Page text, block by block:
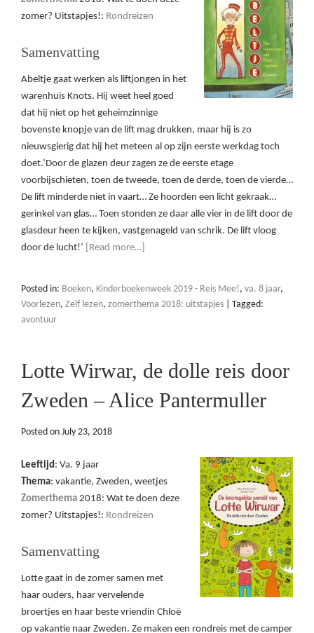
zomer? Uitstapjes!: Rondreizen
Samenvatting
Abeltje gaat werken als liftjongen in het
warenhuis Knots. Hij weet heel goed
dat hij niet op het geheimzinnige
bovenste knopje van de lift mag drukken, maar hij is zo
nieuwsgierig dat hij het meteen al op zijn eerste werkdag toch
doet.’Door de glazen deur zagen ze de eerste etage
voorbijschieten, toen de tweede, toen de derde, toen de vierde…
De lift minderde niet in vaart… Ze hoorden een licht gekraak…
gerinkel van glas… Toen stonden ze daar alle vier in de lift door de
glasdeur heen te kijken, vastgenageld van schrik. De lift vloog
door de lucht!’
[Read more…]
Posted in: Boeken, Kinderboekenweek 2019 - Reis Mee! , va. 8 jaar,
Voorlezen, Zelf lezen, zomerthema 2018: uitstapjes
Tagged:
avontuur
Lotte Wirwar, de dolle reis door
Zweden – Alice Pantermuller
Posted on July 23, 2018
Leeftijd: Va. 9 jaar
Thema: vakantie, Zweden, weetjes
Zomerthema 2018: Wat te doen deze
zomer? Uitstapjes!: Rondreizen
Samenvatting
Lotte gaat in de zomer samen met
haar ouders, haar vervelende
broertjes en haar beste vriendin Chloë
op vakantie naar Zweden. Ze maken een rondreis met de camper